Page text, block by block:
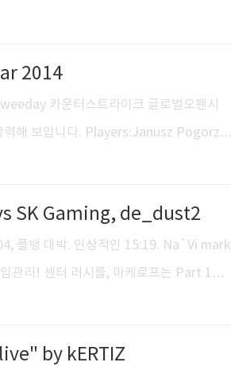
1.6] Na`Vi 마케로프(markeloff) vs f
2014
카운터스트라이크 글로벌오펜시
력해 보입니다. Players:Janusz Pogorzel
Gaming)Mikail Bill - "Maikelel
Dubourdeaux - "SmithZz" (LDL..
SK Gaming, de_dust2
플뱅 대박. 인상적인 15:19. Na`Vi mark
리! 센터 러시를, 마케로프는 Part 1의
모습. [CS 1.6] Na`Vi 마케로프(markelof
by kERTIZ